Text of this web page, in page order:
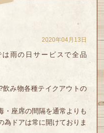
2020年04月13日
雨の日サービスで全品
み物各種テイクアウトの
・座席の間隔を通常よりも
為ドアは常に開けておりま